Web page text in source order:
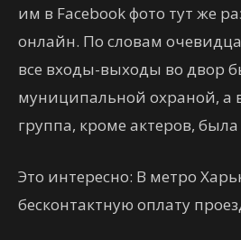
им в Facebook фото тут же
онлайн. По словам
все входы-выходы во двор
муниципальной охраной, а
группа, кроме актеров, была
Это интересно: В метро
бесконтактную оплату